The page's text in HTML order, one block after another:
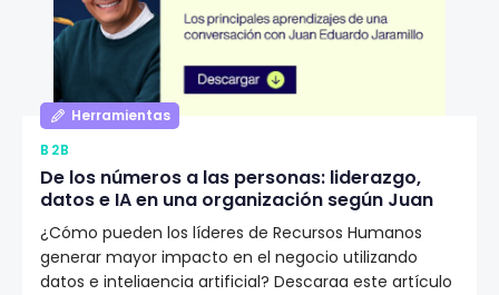
Herramientas
B2B
De los números a las personas: liderazgo,
datos e IA en una organización según Juan
Eduardo Jaramillo
¿Cómo pueden los líderes de Recursos Humanos
generar mayor impacto en el negocio utilizando
datos e inteligencia artificial? Descarga este artículo